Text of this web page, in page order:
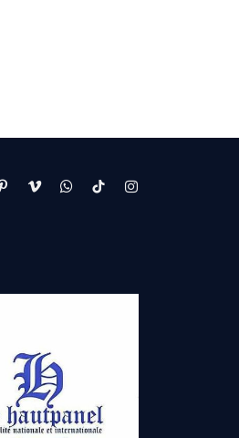
PinterestVimeoWhatsApp
TikTokInstagram